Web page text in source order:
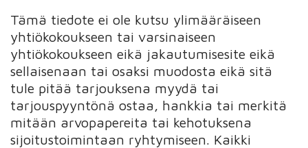
Tämä tiedote ei ole kutsu ylimääräiseen
yhtiökokoukseen tai varsinaiseen
yhtiökokoukseen eikä jakautumisesite eikä
sellaisenaan tai osaksi muodosta eikä sitä
tule pitää tarjouksena myydä tai
tarjouspyyntönä ostaa, hankkia tai merkitä
mitään arvopapereita tai kehotuksena
sijoitustoimintaan ryhtymiseen. Kaikki